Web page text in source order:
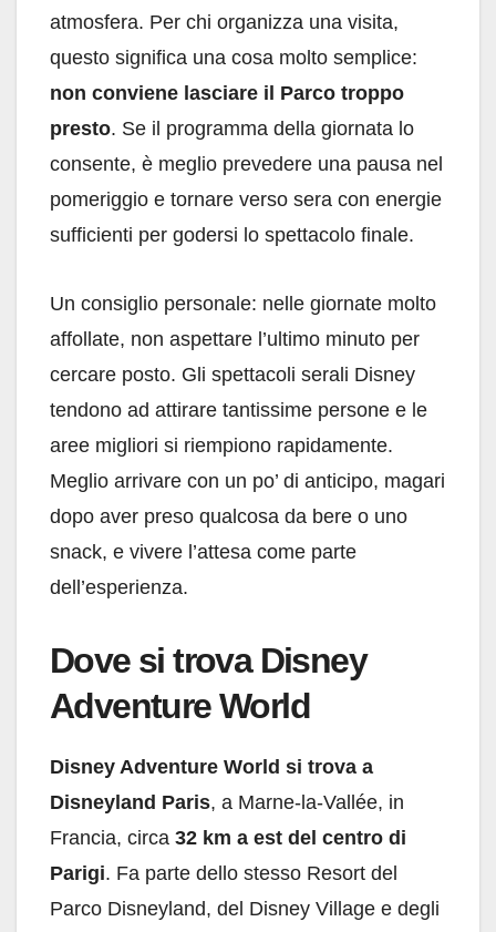
atmosfera. Per chi organizza una visita,
questo significa una cosa molto semplice:
non conviene lasciare il Parco troppo
presto. Se il programma della giornata lo
consente, è meglio prevedere una pausa nel
pomeriggio e tornare verso sera con energie
sufficienti per godersi lo spettacolo finale.
Un consiglio personale: nelle giornate molto
affollate, non aspettare l’ultimo minuto per
cercare posto. Gli spettacoli serali Disney
tendono ad attirare tantissime persone e le
aree migliori si riempiono rapidamente.
Meglio arrivare con un po’ di anticipo, magari
dopo aver preso qualcosa da bere o uno
snack, e vivere l’attesa come parte
dell’esperienza.
Dove si trova Disney
Adventure World
Disney Adventure World si trova a
Disneyland Paris, a Marne-la-Vallée, in
Francia, circa 32 km a est del centro di
Parigi. Fa parte dello stesso Resort del
Parco Disneyland, del Disney Village e degli